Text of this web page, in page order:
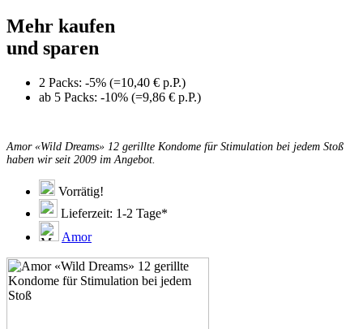
Mehr kaufen
und sparen
2 Packs: -5% (=10,40 € p.P.)
ab 5 Packs: -10% (=9,86 € p.P.)
Amor «Wild Dreams» 12 gerillte Kondome für Stimulation bei jedem Stoß
haben wir seit 2009 im Angebot.
Vorrätig!
Lieferzeit: 1-2 Tage*
Amor